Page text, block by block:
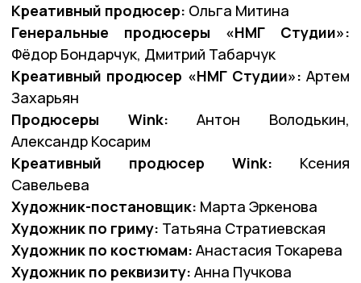
Креативный продюсер: Ольга Митина
Генеральные продюсеры «НМГ Студии»:
Фёдор Бондарчук, Дмитрий Табарчук
Креативный продюсер «НМГ Студии»: Артем
Захарьян
Продюсеры Wink: Антон Володькин,
Александр Косарим
Креативный продюсер Wink: Ксения
Савельева
Художник-постановщик: Марта Эркенова
Художник по гриму: Татьяна Стратиевская
Художник по костюмам: Анастасия Токарева
Художник по реквизиту: Анна Пучкова